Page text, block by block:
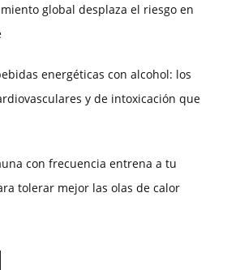
global desplaza el riesgo en
energéticas con alcohol: los
y de intoxicación que
con frecuencia entrena a tu
tolerar mejor las olas de calor